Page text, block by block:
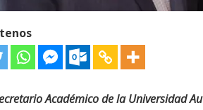
Académico de la Universidad